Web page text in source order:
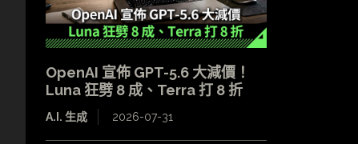
OpenAI 宣佈 GPT-5.6 大減價！
Luna 狂劈 8 成、Terra 打 8 折
A.I. 生成 2026-07-31